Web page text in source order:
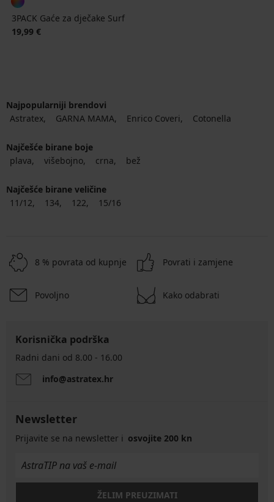
3PACK Gaće za dječake Surf
19,99 €
Najpopularniji brendovi
Astratex
GARNA MAMA Enrico Coveri Cotonella
Najčešće birane boje
plava
višebojno crna bež
Najčešće birane veličine
11/12
134 122 15/16
8 % povrata od kupnje Povrati i zamjene
Povoljno Kako odabrati
Korisnička podrška
Radni dani od 8.00 - 16.00
info@astratex.hr
Newsletter
Prijavite se na newsletter i osvojite 200 kn
ŽELIM PREUZIMATI